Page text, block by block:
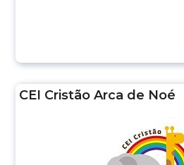
CEI Cristão Arca de Noé